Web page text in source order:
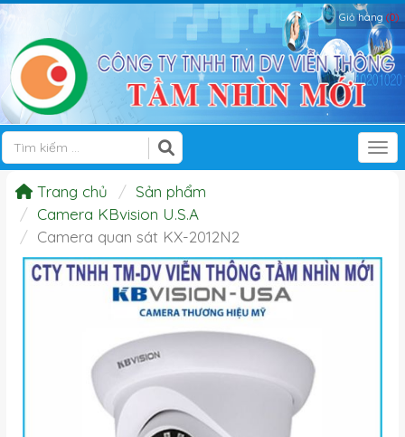
Giỏ hàng (0)
Trang chủ
Sản phẩm
Camera KBvision U.S.A
Camera quan sát KX-2012N2